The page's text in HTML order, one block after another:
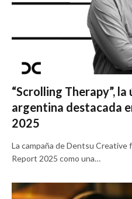
“Scrolling Therapy”, la
argentina destacada
2025
La campaña de Dentsu Creative
Report 2025 como una…